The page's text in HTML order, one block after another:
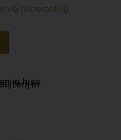
via nabestelling
in huis
in